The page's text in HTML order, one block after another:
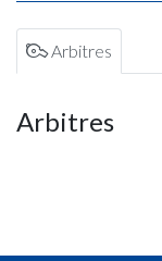
Arbitres
Arbitres